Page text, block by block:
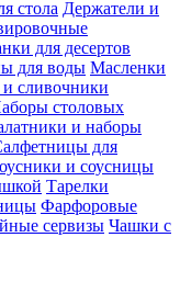
стола Держатели и
для десертов
для воды Масленки
сливочники
столовых
и наборы
для
и соусницы
Тарелки
Фарфоровые
сервизы Чашки с